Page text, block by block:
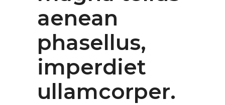
aenean
phasellus,
imperdiet
ullamcorper.